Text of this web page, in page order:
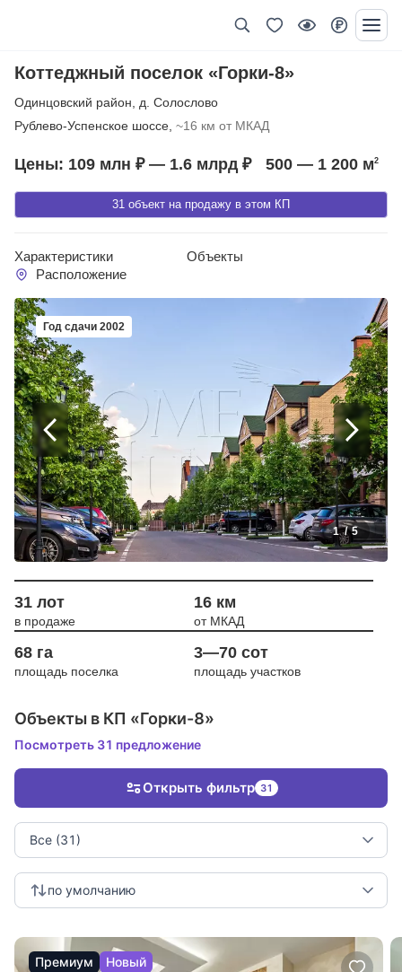
Коттеджный поселок «Горки-8»
Одинцовский район
д. Солослово
Рублево-Успенское шоссе, ~16 км от МКАД
31 объект на продажу в этом КП
Цены: 109 млн ₽ — 1.6 млрд ₽ 500 — 1 200 м2
Характеристики
Объекты
Расположение
Год сдачи 2002
1/5
31 лот
в продаже
16 км
от МКАД
68 га
площадь поселка
3—70 сот
площадь участков
Объекты в КП «Горки-8»
Посмотреть 31 предложение
Все (31)
по умолчанию
Открыть фильтр 31
Премиум Новый